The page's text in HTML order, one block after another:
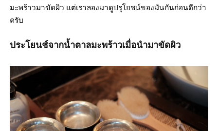
มะพร้าวมาขัดผิว แต่เราลองมาดูปรุโยชน์ของมันกันก่อนดีกว่า
ครับ
ประโยนช์จากน้ำตาลมะพร้าวเมื่อนำมาขัดผิว